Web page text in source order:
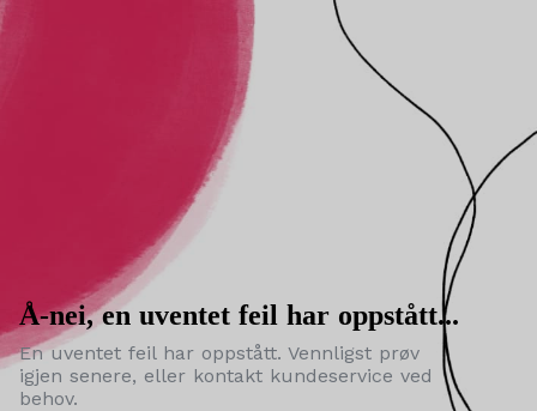
Å-nei, en uventet feil har oppstått...
En uventet feil har oppstått. Vennligst prøv
igjen senere, eller kontakt kundeservice ved
behov.